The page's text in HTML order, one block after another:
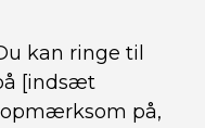
kan ringe til
[indsæt
på,